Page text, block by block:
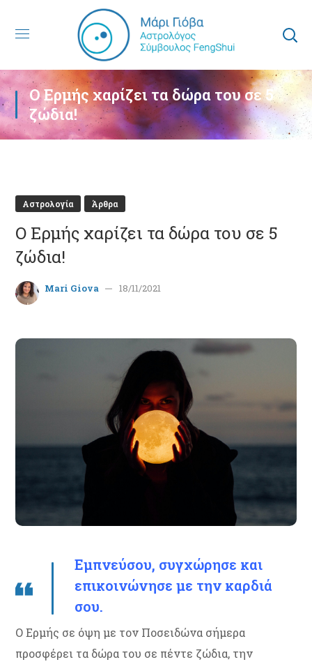
Ο Ερμής χαρίζει τα δώρα του σε 5
ζώδια!
Αστρολογία Άρθρα
Ο Ερμής χαρίζει τα δώρα του σε 5
ζώδια!
Mari Giova 18/11/2021
Εμπνεύσου, συγχώρησε και
επικοινώνησε με την καρδιά
σου.
Ο Ερμής σε όψη με τον Ποσειδώνα σήμερα
προσφέρει τα δώρα του σε πέντε ζώδια, την